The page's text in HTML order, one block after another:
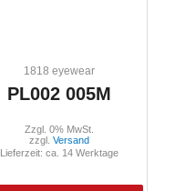
1818 eyewear
PL002 005M
Zzgl. 0% MwSt.
zzgl. Versand
Lieferzeit: ca. 14 Werktage